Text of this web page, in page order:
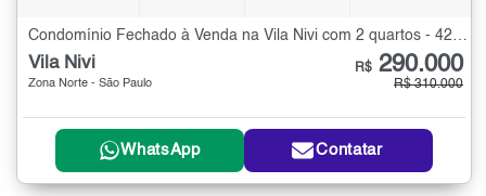
Vila Nivi
Zona Norte - São Paulo
R$ 290.000
R$ 310.000
WhatsApp Contatar